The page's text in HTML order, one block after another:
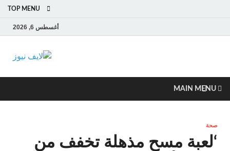
TOP MENU
أغسطس 6, 2026
لايف
نيوز
لحظة بلحظة من
MAIN MENU
صحة
‘لعبة مسح مذهلة تخفف من